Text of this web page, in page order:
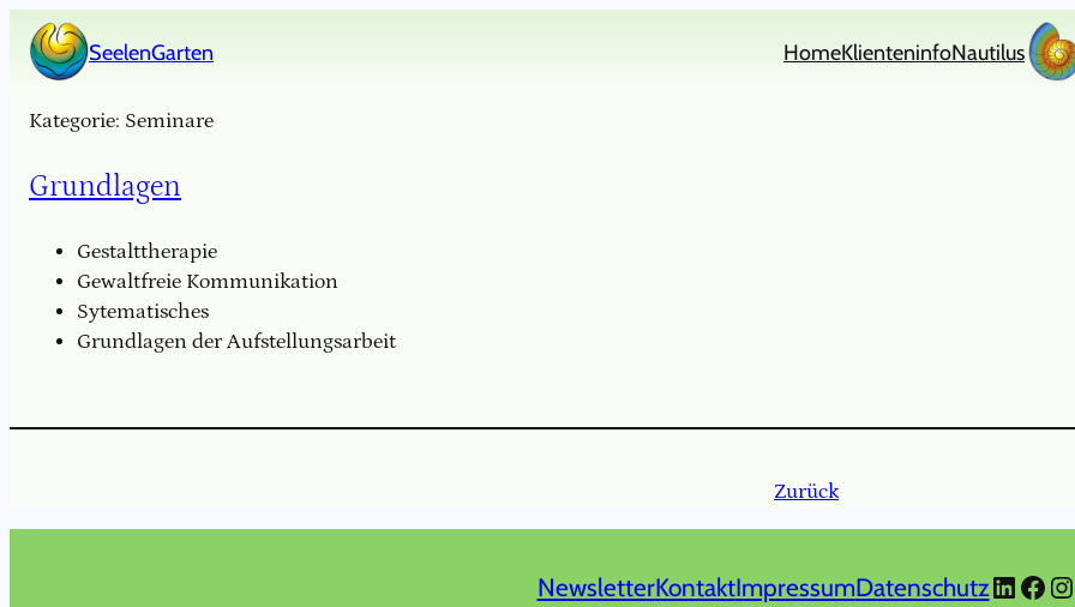
Zum
Inhalt
springen
SeelenGarten HomeKlienteninfoNautilus
9:00–16:00
Kategorie: Seminare
Grundlagen
Gestalttherapie
Gewaltfreie Kommunikation
Sytematisches
Grundlagen der Aufstellungsarbeit
Zurück
NewsletterKontaktImpressumDatenschutz